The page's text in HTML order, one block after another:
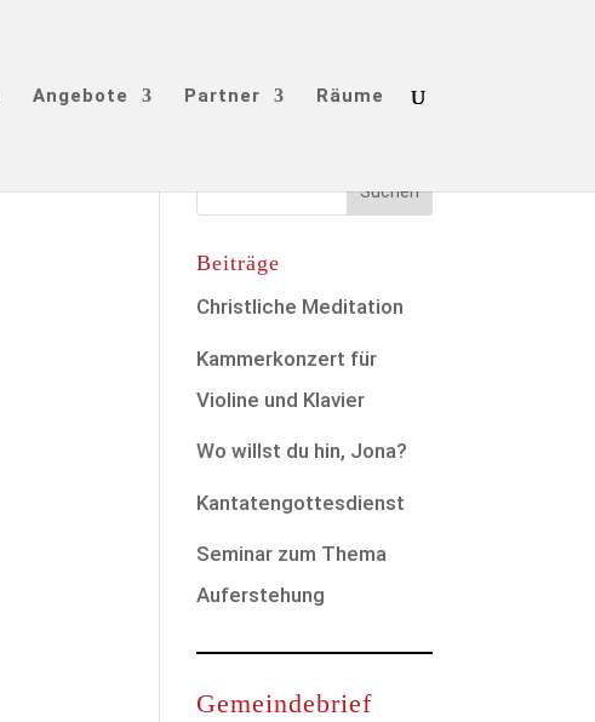
Angebote Partner Räume
Beiträge
Christliche Meditation
Kammerkonzert für
Violine und Klavier
Wo willst du hin, Jona?
Kantatengottesdienst
Seminar zum Thema
Auferstehung
Gemeindebrief